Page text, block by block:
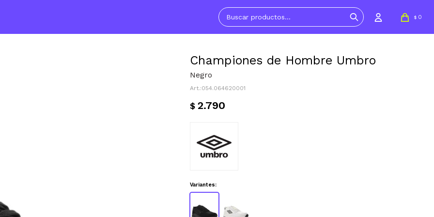
$ 0
Championes de Hombre Umbro
Negro
054.064620001
$ 2.790
Variantes: